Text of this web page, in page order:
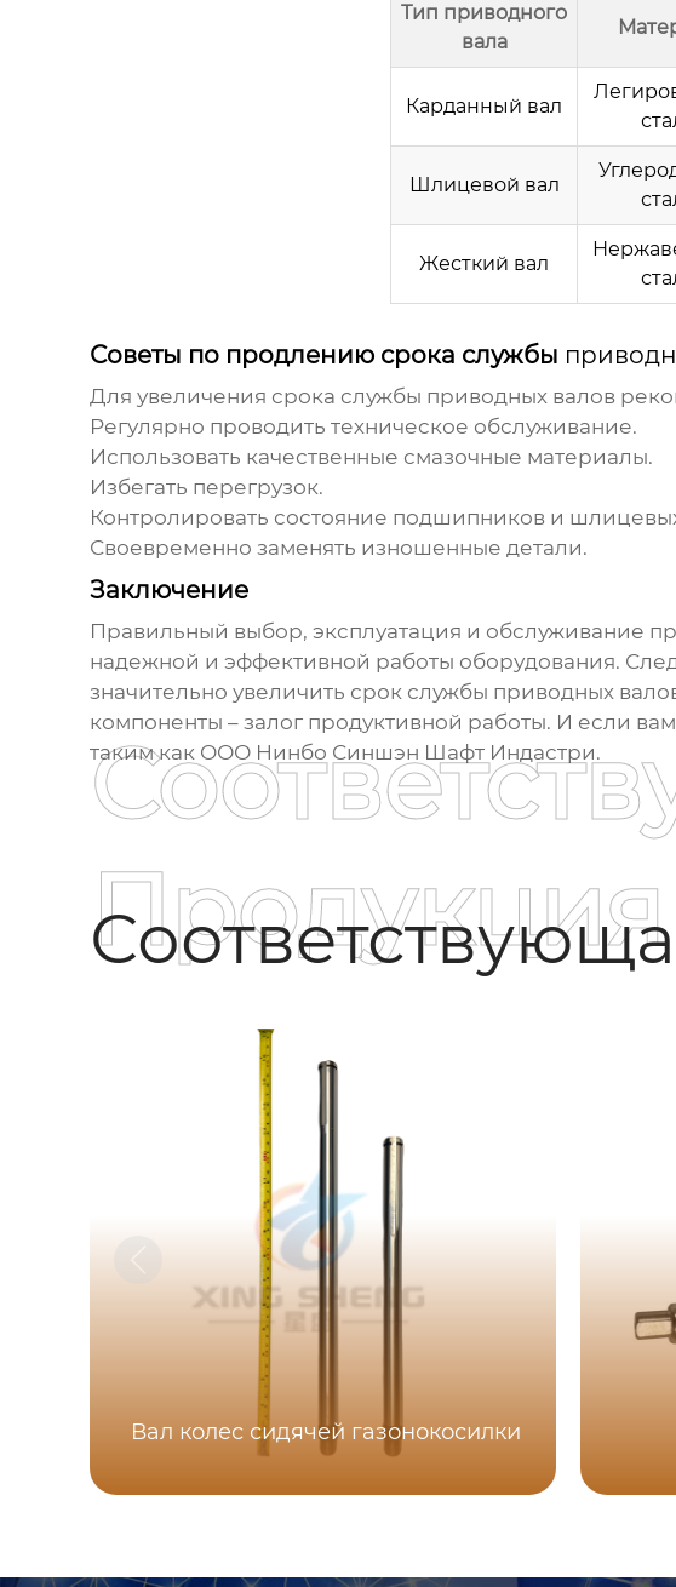
Тип приводного
вала
Карданный вал
Шлицевой вал
Жесткий вал
Советы по продлению срока службы
Для увеличения срока службы приводных валов
Регулярно проводить техническое обслуживание.
Использовать качественные смазочные материалы.
Избегать перегрузок.
Контролировать состояние подшипников и
Своевременно заменять изношенные детали.
Заключение
Правильный выбор, эксплуатация и обслуживание
надежной и эффективной работы оборудования.
значительно увеличить срок службы приводных
компоненты – залог продуктивной работы. И если
таким как ООО Нинбо Синшэн Шафт Индастри.
Продукция
Вал колес сидячей газонокосилки